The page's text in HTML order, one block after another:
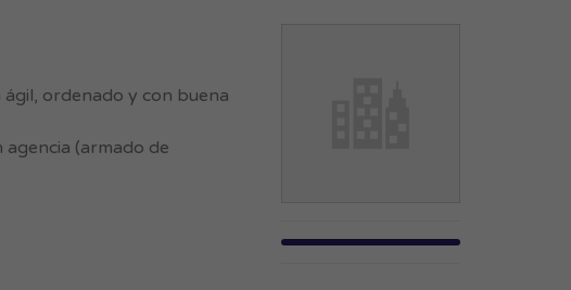
ordenado y con buena
(armado de